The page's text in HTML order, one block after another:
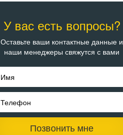
У вас есть вопросы?
Оставьте ваши контактные данные и
наши менеджеры свяжутся с вами
Имя
Телефон
Позвонить мне